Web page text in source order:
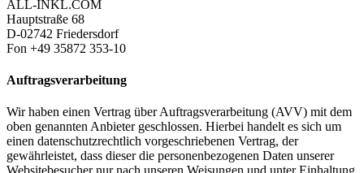
ALL-INKL.COM
Hauptstraße 68
D-02742 Friedersdorf
Fon +49 35872 353-10
Auftragsverarbeitung
Wir haben einen Vertrag über Auftragsverarbeitung (AVV) mit dem
oben genannten Anbieter geschlossen. Hierbei handelt es sich um
einen datenschutzrechtlich vorgeschriebenen Vertrag, der
gewährleistet, dass dieser die personenbezogenen Daten unserer